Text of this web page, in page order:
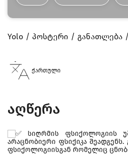
Yolo პოსტერი განათლება
ქართული
აღწერა
სიღრმის ფსიქოლოგიის
არაცნობიერი ფსიქიკა შეადგენს.
ფსიქოლოგიისგან რომელიც